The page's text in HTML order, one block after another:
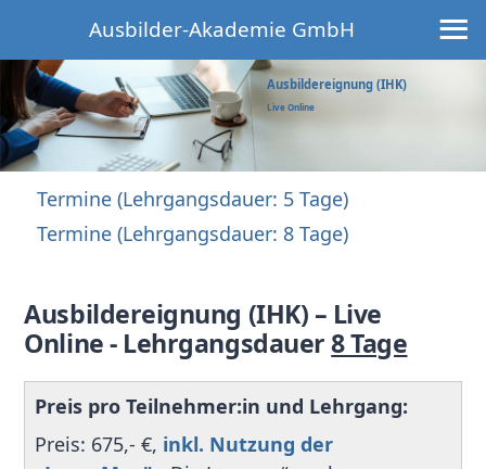
Ausbildereignung (IHK)
Live Online
Termine (Lehrgangsdauer: 5 Tage)
Termine (Lehrgangsdauer: 8 Tage)
Ausbildereignung (IHK) – Live
Online - Lehrgangsdauer8 Tage
Preis pro Teilnehmer:in und Lehrgang:
Preis: 675,- €, inkl. Nutzung der
Ausbilder-Akademie GmbH ≡